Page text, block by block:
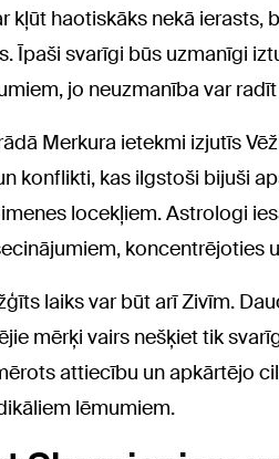
kļūt haotiskāks nekā ierasts,
Īpaši svarīgi būs uzmanīgi
jo neuzmanība var
Merkura ietekmi izjutīs
konflikti, kas ilgstoši bijuši
locekļiem. Astrologi
koncentrējoties
laiks var būt arī Zivīm.
mērķi vairs nešķiet tik
attiecību un apkārtējo
lēmumiem.